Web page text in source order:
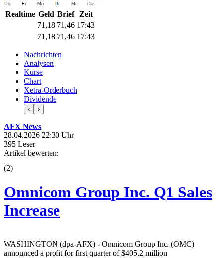
Realtime Geld Brief
Zeit
71,18 71,46 17:43
71,18 71,46 17:43
Nachrichten
Analysen
Kurse
Chart
Xetra-Orderbuch
Dividende
‹ ›
AFX News
28.04.2026 22:30 Uhr
395 Leser
Artikel bewerten:
(2)
Omnicom Group Inc. Q1 Sales
Increase
WASHINGTON (dpa-AFX) - Omnicom Group Inc. (OMC)
announced a profit for first quarter of $405.2 million